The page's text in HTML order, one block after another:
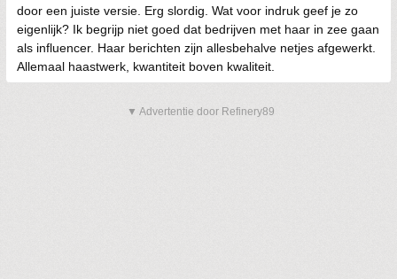
door een juiste versie. Erg slordig. Wat voor indruk geef je zo
eigenlijk? Ik begrijp niet goed dat bedrijven met haar in zee gaan
als influencer. Haar berichten zijn allesbehalve netjes afgewerkt.
Allemaal haastwerk, kwantiteit boven kwaliteit.
▼ Advertentie door Refinery89